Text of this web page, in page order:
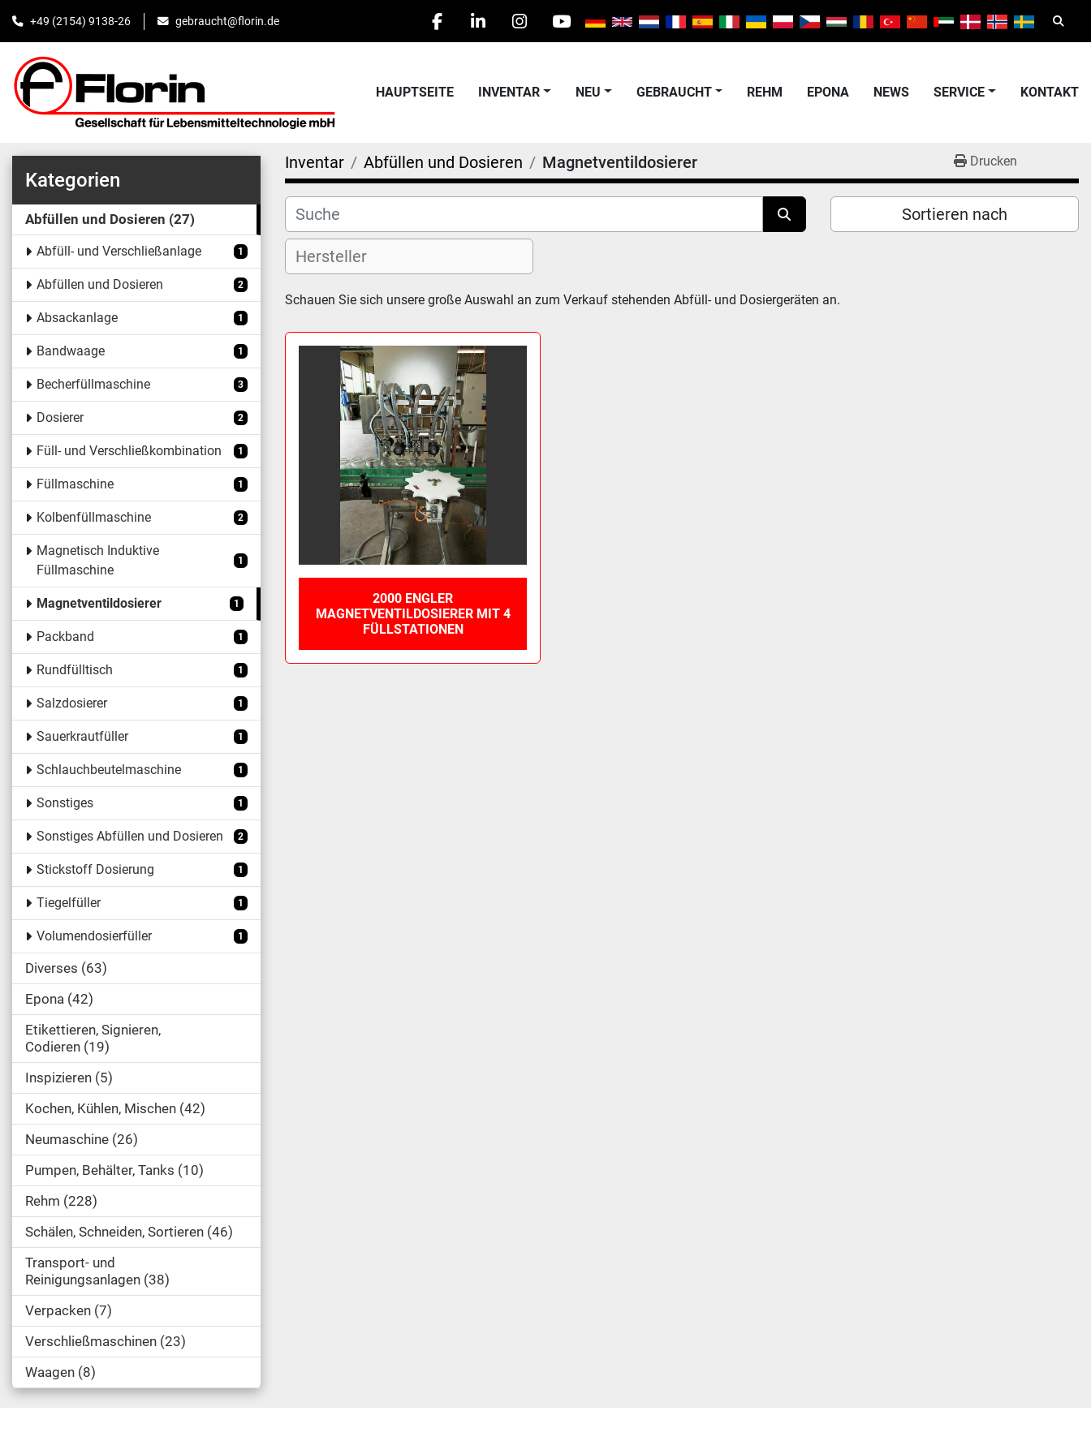
+49 (2154) 9138-26 gebraucht@florin.de
facebooklinkedininstagram
youtube Suche
HAUPTSEITE INVENTAR NEU GEBRAUCHT NEWS
REHM EPONA SERVICE KONTAKT
Kategorien
Abfüllen und Dosieren 27
Abfüll- und Verschließanlage 1
Abfüllen und Dosieren 2
Absackanlage 1
Bandwaage 1
Becherfüllmaschine 3
Dosierer 2
Füll- und Verschließkombination 1
Füllmaschine 1
Kolbenfüllmaschine 2
Magnetisch Induktive
Füllmaschine
1
Magnetventildosierer 1
Packband 1
Rundfülltisch 1
Salzdosierer 1
Sauerkrautfüller 1
Schlauchbeutelmaschine 1
Sonstiges 1
Sonstiges Abfüllen und Dosieren 2
Stickstoff Dosierung 1
Tiegelfüller 1
Volumendosierfüller 1
Diverses 63
Epona 42
Etikettieren, Signieren,
Codieren 19
Inspizieren 5
Kochen, Kühlen, Mischen 42
Neumaschine 26
Pumpen, Behälter, Tanks 10
Rehm 228
Schälen, Schneiden, Sortieren 46
Transport- und
Reinigungsanlagen 38
Verpacken 7
Verschließmaschinen 23
Waagen 8
Inventar Abfüllen und Dosieren Magnetventildosierer Drucken
Sortieren nach
Schauen Sie sich unsere große Auswahl an zum Verkauf stehenden Abfüll- und Dosiergeräten an.
2000 ENGLER
MAGNETVENTILDOSIERER MIT 4
FÜLLSTATIONEN